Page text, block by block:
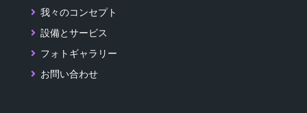
我々のコンセプト
設備とサービス
フォトギャラリー
お問い合わせ